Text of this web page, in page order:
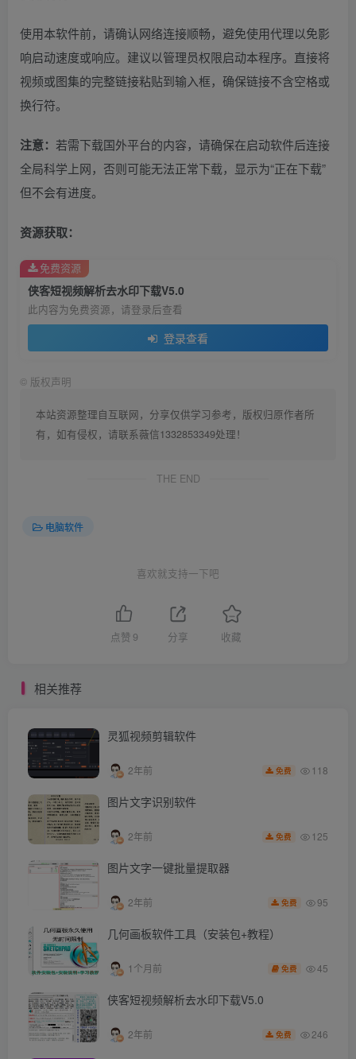
使用本软件前，请确认网络连接顺畅，避免使用代理以免影
响启动速度或响应。建议以管理员权限启动本程序。直接将
视频或图集的完整链接粘贴到输入框，确保链接不含空格或
换行符。
注意： 若需下载国外平台的内容，请确保在启动软件后连接
全局科学上网，否则可能无法正常下载，显示为“正在下载”
但不会有进度。
资源获取：
侠客短视频解析去水印下载V5.0
此内容为免费资源，请登录后查看
登录查看
免费资源
© 版权声明
本站资源整理自互联网，分享仅供学习参考，版权归原作者所
有，如有侵权，请联系薇信1332853349处理！
THE END
电脑软件
喜欢就支持一下吧
点赞 9 分享 收藏
相关推荐
灵狐视频剪辑软件
2年前 免费 118
图片文字识别软件
2年前 免费 125
图片文字一键批量提取器
2年前 免费 95
几何画板软件工具（安装包+教程）
1个月前 免费 45
侠客短视频解析去水印下载V5.0
2年前 免费 246